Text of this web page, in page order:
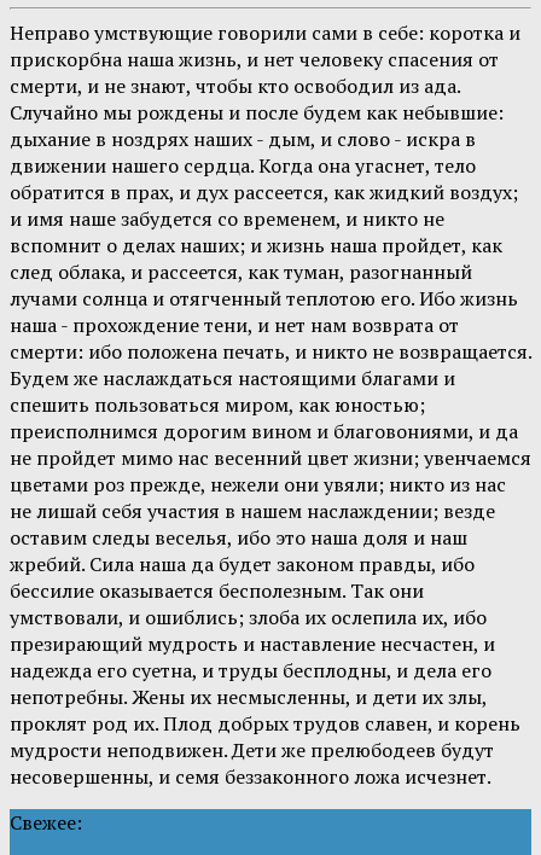
Неправо умствующие говорили сами в себе: коротка и
прискорбна наша жизнь, и нет человеку спасения от
смерти, и не знают, чтобы кто освободил из ада.
Случайно мы рождены и после будем как небывшие:
дыхание в ноздрях наших - дым, и слово - искра в
движении нашего сердца. Когда она угаснет, тело
обратится в прах, и дух рассеется, как жидкий воздух;
и имя наше забудется со временем, и никто не
вспомнит о делах наших; и жизнь наша пройдет, как
след облака, и рассеется, как туман, разогнанный
лучами солнца и отягченный теплотою его. Ибо жизнь
наша - прохождение тени, и нет нам возврата от
смерти: ибо положена печать, и никто не возвращается.
Будем же наслаждаться настоящими благами и
спешить пользоваться миром, как юностью;
преисполнимся дорогим вином и благовониями, и да
не пройдет мимо нас весенний цвет жизни; увенчаемся
цветами роз прежде, нежели они увяли; никто из нас
не лишай себя участия в нашем наслаждении; везде
оставим следы веселья, ибо это наша доля и наш
жребий. Сила наша да будет законом правды, ибо
бессилие оказывается бесполезным. Так они
умствовали, и ошиблись; злоба их ослепила их, ибо
презирающий мудрость и наставление несчастен, и
надежда его суетна, и труды бесплодны, и дела его
непотребны. Жены их несмысленны, и дети их злы,
проклят род их. Плод добрых трудов славен, и корень
мудрости неподвижен. Дети же прелюбодеев будут
несовершенны, и семя беззаконного ложа исчезнет.
Свежее: